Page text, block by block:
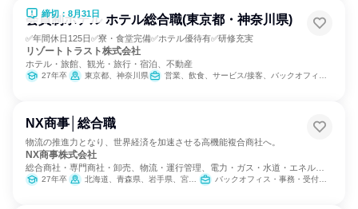
締切：8月31日
会員制ホテル ホテル総合職(東京都・神奈川県)
✅年間休日125日✅寮・食堂完備✅ホテル優待有✅研修充実
リゾートトラスト株式会社
ホテル・旅館、観光・旅行・宿泊、不動産
27年卒 東京都、神奈川県 営業、飲食、サービス/接客、バックオフィス・事務・受付、カスタマーサポート/コールセンター
NX商事│総合職
物流の推進力となり、世界経済を加速させる高機能複合商社へ。
NX商事株式会社
総合商社・専門商社・卸売、物流・運行管理、電力・ガス・水道・エネルギ
ー
27年卒 北海道、青森県、岩手県、宮城県、秋田県、山形県、福島県、茨城県、栃木県、群馬県、埼玉県、千葉県、東京都、神奈川県、新潟県、富山県、石川県、福井県、山梨県、長野県、岐阜県、静岡県、愛知県、三重県、滋賀県、京都府、大阪府、兵庫県、奈良県、和歌山県、鳥取県、島根県、岡山県、広島県、山口県、徳島県、香川県、愛媛県、高知県、福岡県、佐賀県、長崎県、熊本県、大分県、宮崎県、鹿児島県 バックオフィス・事務・受付、カスタマーサクセス、営業、経営/事業企画、SCM/生産管理/購買/物流、交通/運輸、経理/税務/財務、人事、総務、法務/知財、IT、広報/IR、製造・生産工程、建築/土木/プラント専門職、マーケティング・広告・宣伝